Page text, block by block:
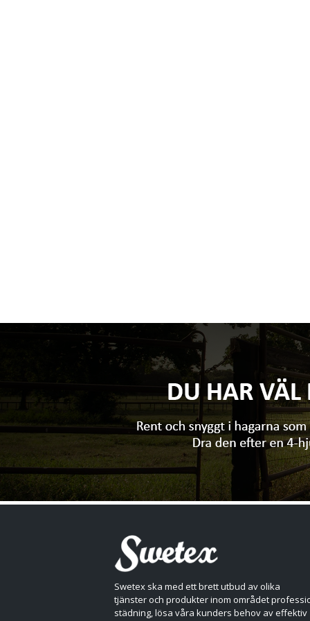
Swetex ska med ett brett utbud av olika
tjänster och produkter inom området
städning, lösa våra kunders behov av effektiv